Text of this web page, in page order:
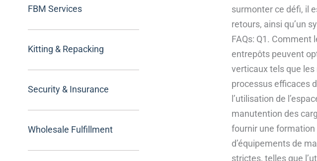
FBM Services
Kitting & Repacking
Security & Insurance
Wholesale Fulfillment
surmonter ce défi, il
retours, ainsi qu’un
FAQs: Q1. Comment
entrepôts peuvent
verticaux tels que
processus efficaces
l’utilisation de
manutention des
fournir une formation
d’équipements de
strictes, telles que